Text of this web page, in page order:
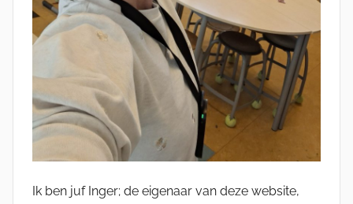
Ik ben juf Inger; de eigenaar van deze website,